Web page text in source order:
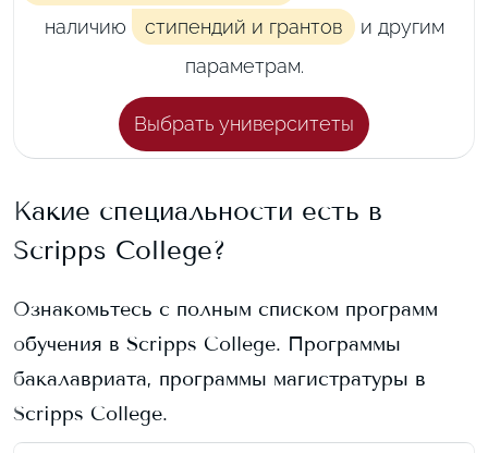
наличию
стипендий и грантов и другим
параметрам.
Выбрать университеты
Какие специальности есть в
Scripps College?
Ознакомьтесь с полным списком программ
обучения в Scripps College. Программы
бакалавриата, программы магистратуры в
Scripps College.